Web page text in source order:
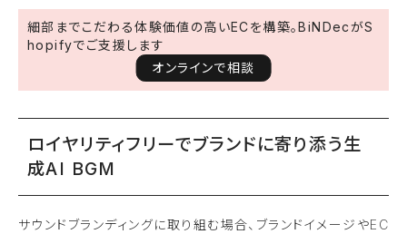
細部までこだわる体験価値の高いECを構築。BiNDecがS
hopifyでご支援します
オンラインで相談
ロイヤリティフリーでブランドに寄り添う生
成AI BGM
サウンドブランディングに取り組む場合、ブランドイメージやEC